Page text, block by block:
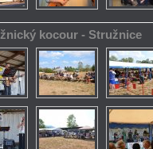
kocour - Stružnice